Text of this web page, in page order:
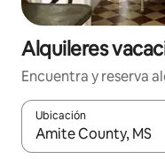
Alquileres
Encuentra y reserva
Ubicación
Cuando los